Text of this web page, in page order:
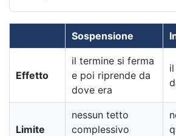
Sospensione
Effetto
il termine si ferma
e poi riprende da
dove era
Limite
nessun tetto
complessivo